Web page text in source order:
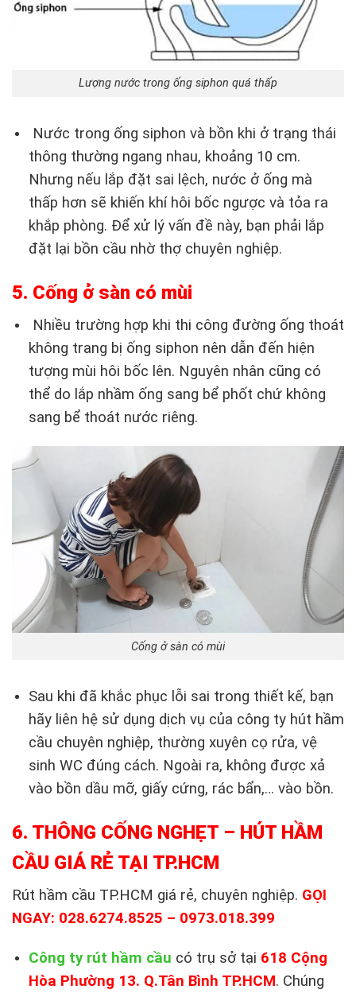
Lượng nước trong ống siphon quá thấp
Nước trong ống siphon và bồn khi ở trạng thái
thông thường ngang nhau, khoảng 10 cm.
Nhưng nếu lắp đặt sai lệch, nước ở ống mà
thấp hơn sẽ khiến khí hôi bốc ngược và tỏa ra
khắp phòng. Để xử lý vấn đề này, bạn phải lắp
đặt lại bồn cầu nhờ thợ chuyên nghiệp.
5. Cống ở sàn có mùi
Nhiều trường hợp khi thi công đường ống thoát
không trang bị ống siphon nên dẫn đến hiện
tượng mùi hôi bốc lên. Nguyên nhân cũng có
thể do lắp nhầm ống sang bể phốt chứ không
sang bể thoát nước riêng.
Cống ở sàn có mùi
Sau khi đã khắc phục lỗi sai trong thiết kế, bạn
hãy liên hệ sử dụng dịch vụ của công ty hút hầm
cầu chuyên nghiệp, thường xuyên cọ rửa, vệ
sinh WC đúng cách. Ngoài ra, không được xả
vào bồn dầu mỡ, giấy cứng, rác bẩn,… vào bồn.
6. THÔNG CỐNG NGHẸT – HÚT HẦM
CẦU GIÁ RẺ TẠI TP.HCM
Rút hầm cầu TP.HCM giá rẻ, chuyên nghiệp. GỌI
NGAY: 028.6274.8525 – 0973.018.399
Công ty rút hầm cầu có trụ sở tại 618 Cộng
Hòa Phường 13. Q.Tân Bình TP.HCM. Chúng